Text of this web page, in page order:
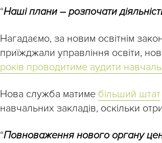
“Наші плани – розпочати
Нагадаємо, за новим освітнім
приїжджали управління освіти,
років проводитиме аудити
Нова служба матиме більший штат
навчальних закладів, оскільки
“Повноваження нового органу